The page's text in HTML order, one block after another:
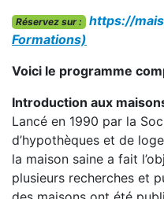
Réservez sur : https://
Formations)
Voici le programme
Introduction aux
Lancé en 1990 par la
d’hypothèques et de
la maison saine a fait
plusieurs recherches et